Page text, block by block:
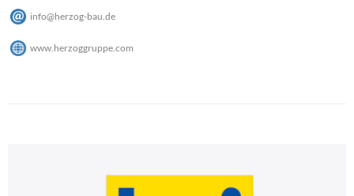
info@herzog-bau de
www.herzoggruppe.com